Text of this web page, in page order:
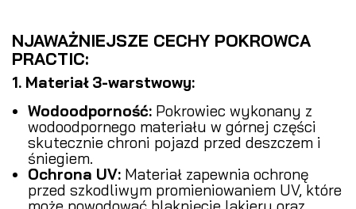
NJAWAŻNIEJSZE CECHY POKROWCA
PRACTIC:
1. Materiał 3-warstwowy:
Wodoodporność: Pokrowiec wykonany z
wodoodpornego materiału w górnej części
skutecznie chroni pojazd przed deszczem i
śniegiem.
Ochrona UV: Materiał zapewnia ochronę
przed szkodliwym promieniowaniem UV, które